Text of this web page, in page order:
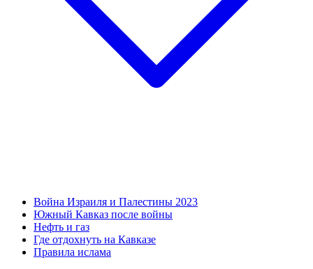
Война Израиля и Палестины 2023
Южный Кавказ после войны
Нефть и газ
Где отдохнуть на Кавказе
Правила ислама